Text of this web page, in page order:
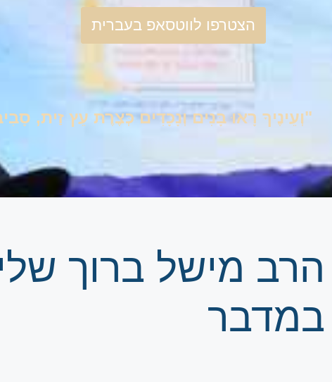
הצטרפו לווטסאפ בעברית
"וְעֵינֶיךָ רָאוּ בָּנִים וְנָכָדִים כְּצֶרֶת עֵץ זַית,
הרב מישל ברוך
במדבר